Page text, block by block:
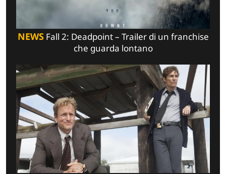
NEWSFall 2: Deadpoint – Trailer di un franchise
che guarda lontano